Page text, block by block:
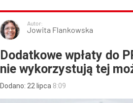
Autor:
Jowita Flankowska
Dodatkowe wpłaty do
nie wykorzystują tej
Dodano: 22 lipca 8:09